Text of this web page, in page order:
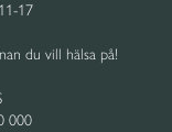
17
du vill hälsa på!
000